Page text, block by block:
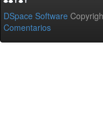
DSpace Software
Comentarios